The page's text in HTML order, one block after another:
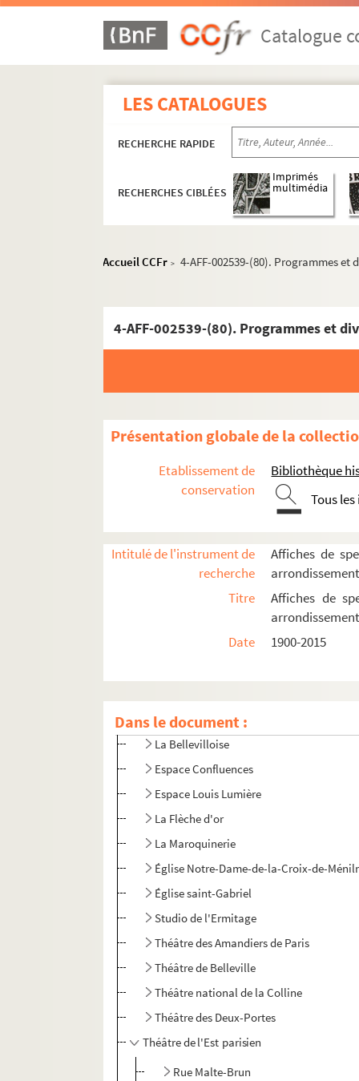
Catalogue
LES CATALOGUES
RECHERCHE RAPIDE
RECHERCHES CIBLÉES
Imprimés
multimédia
Accueil CCFr > 4-AFF-002539-(80). Programmes et
4-AFF-002539-(80). Programmes et
Présentation globale de la
Etablissement de
conservation
Bibliothèque
Tous
Intitulé de l'instrument de
recherche
Affiches de
Titre
Affiches de
Date
1900-2015
Dans le document :
17e arrondissement
20e arrondissement
La Bellevilloise
Espace Confluences
Espace Louis Lumière
La Flèche d'or
La Maroquinerie
Église Notre-Dame-de-la-Croix-de-
Église saint-Gabriel
Studio de l'Ermitage
Théâtre des Amandiers de Paris
Théâtre de Belleville
Théâtre national de la Colline
Théâtre des Deux-Portes
Théâtre de l'Est parisien
Rue Malte-Brun